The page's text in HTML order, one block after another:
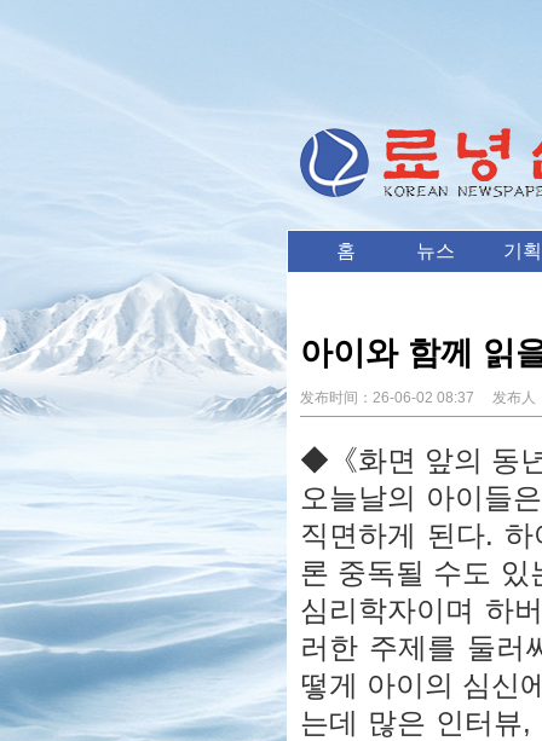
홈 뉴스 기획
아이와 함께 읽
发布时间： 26-06-02 08:37 发布人
◆《화면 앞의 동
오늘날의 아이들
직면하게 된다.
론 중독될 수도 있
심리학자이며 하
러한 주제를 둘러
떻게 아이의 심신
는데 많은 인터뷰